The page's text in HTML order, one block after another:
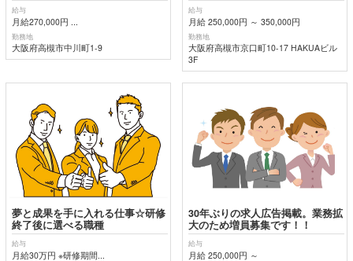
給与
月給270,000円 ...
勤務地
大阪府高槻市中川町1-9
給与
月給 250,000円 ～ 350,000円
勤務地
大阪府高槻市京口町10-17 HAKUAビル
3F
夢と成果を手に入れる仕事☆研修
終了後に選べる職種
給与
月給30万円 ※研修期間...
30年ぶりの求人広告掲載。業務拡
大のため増員募集です！！
給与
月給 250,000円 ～